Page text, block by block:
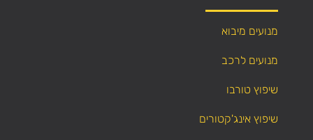
מנועים מיבוא
מנועים לרכב
שיפוץ טורבו
שיפוץ אינג'קטורים